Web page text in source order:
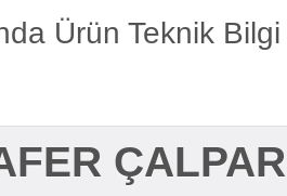
Ürün Teknik